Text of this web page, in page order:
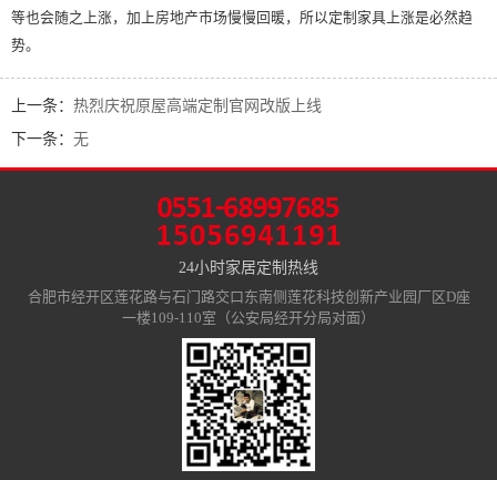
等也会随之上涨，加上房地产市场慢慢回暖，所以定制家具上涨是必然趋
势。
上一条： 热烈庆祝原屋高端定制官网改版上线
下一条： 无
24小时家居定制热线
合肥市经开区莲花路与石门路交口东南侧莲花科技创新产业园厂区D座
一楼109-110室（公安局经开分局对面）